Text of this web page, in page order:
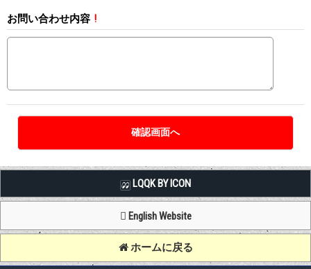
お問い合わせ内容 !
LQQK BY ICON
English Website
ホームに戻る